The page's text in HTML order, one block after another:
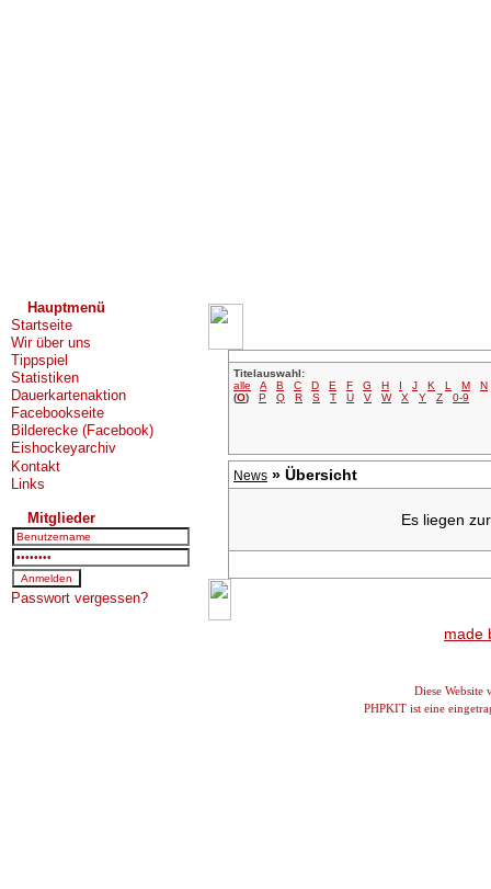
Hauptmenü
Startseite
Wir über uns
Tippspiel
Statistiken
Dauerkartenaktion
Facebookseite
Bilderecke (Facebook)
Eishockeyarchiv
Kontakt
Links
Mitglieder
Passwort vergessen?
Titelauswahl:
alle
A B C D E F G H I J K L M
N
(O) P Q R S T U V W X Y Z 0-9
News » Übersicht
Es liegen
made
Diese Website
PHPKIT ist eine